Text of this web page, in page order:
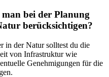
man bei der Planung
berücksichtigen?
in der Natur solltest du die
von Infrastruktur wie
Genehmigungen für die